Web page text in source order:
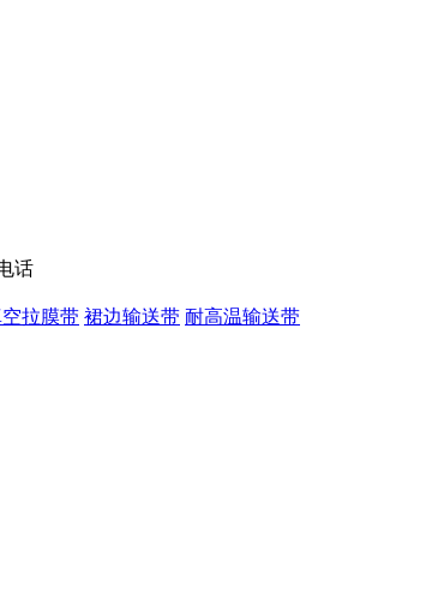
拉膜带 裙边输送带 耐高温输送带